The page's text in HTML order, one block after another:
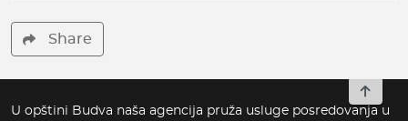
Share
U opštini Budva naša agencija pruža usluge posredovanja u
To top